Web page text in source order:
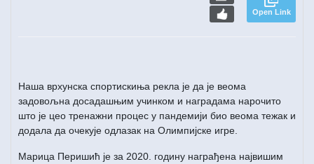
Open Link
Наша врхунска спортискиња рекла је да је веома
задовољна досадашњим учинком и наградама нарочито
што је цео тренажни процес у пандемији био веома тежак и
додала да очекује одлазак на Олимпијске игре.
Марица Перишић је за 2020. годину награђена највишим